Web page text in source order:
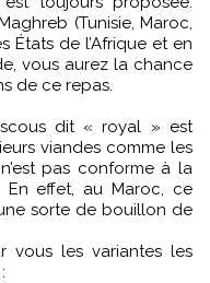
(Tunisie, Maroc,
États de l’Afrique et en
vous aurez la chance
de ce repas.
dit « royal » est
viandes comme les
pas conforme à la
En effet, au Maroc, ce
sorte de bouillon de
vous les variantes les